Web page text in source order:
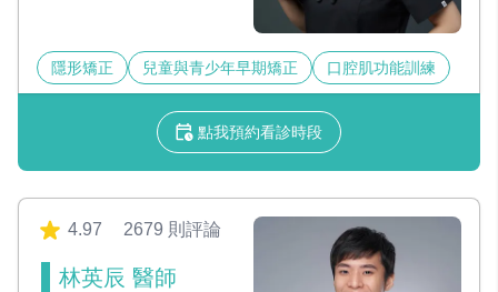
隱形矯正 兒童與青少年早期矯正 口腔肌功能訓練
點我預約看診時段
4.97 2679 則評論
林英辰 醫師